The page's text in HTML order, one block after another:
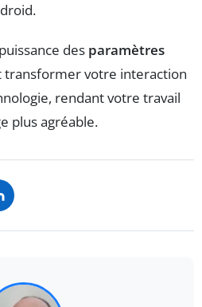
des paramètres
transformer votre interaction
rendant votre travail
plus agréable.